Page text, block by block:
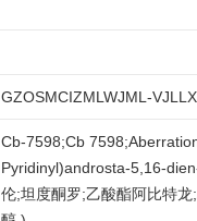
GZOSMCIZMLWJML-
Cb-7598;Cb
Pyridinyl)androsta-5,16-
伦;坦度酮罗;乙酸酯阿比特